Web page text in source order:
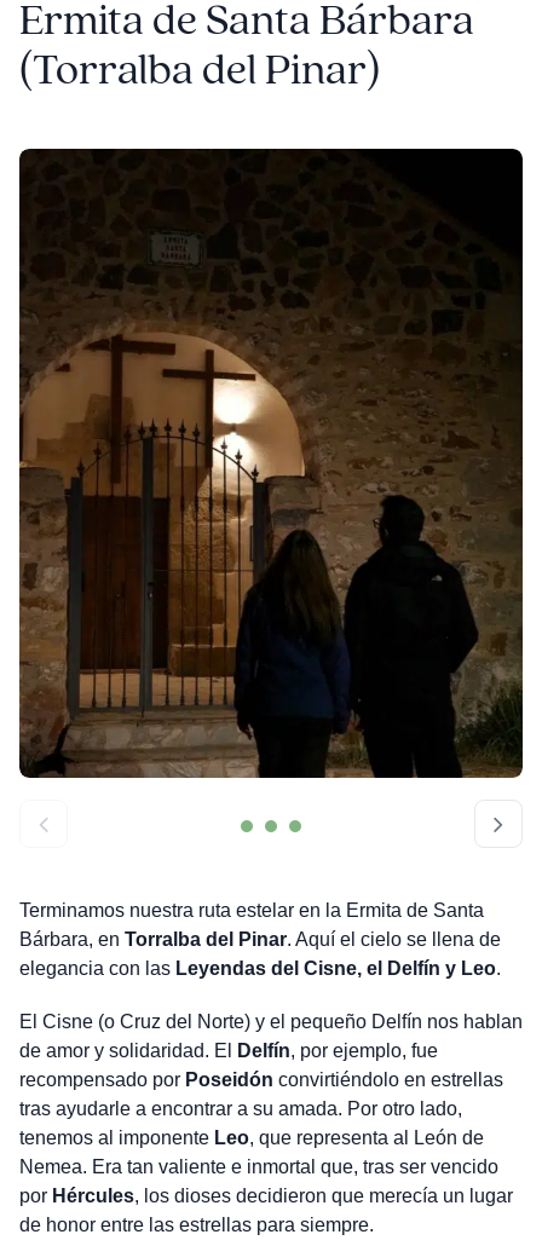
Ermita de Santa Bárbara
(Torralba del Pinar)
Terminamos nuestra ruta estelar en la Ermita de Santa
Bárbara, en Torralba del Pinar. Aquí el cielo se llena de
elegancia con las Leyendas del Cisne, el Delfín y Leo.
El Cisne (o Cruz del Norte) y el pequeño Delfín nos hablan
de amor y solidaridad. El
Delfín, por ejemplo, fue
recompensado por Poseidón convirtiéndolo en estrellas
tras ayudarle a encontrar a su amada. Por otro lado,
tenemos al imponente Leo, que representa al León de
Nemea. Era tan valiente e inmortal que, tras ser vencido
por Hércules, los dioses decidieron que merecía un lugar
de honor entre las estrellas para siempre.